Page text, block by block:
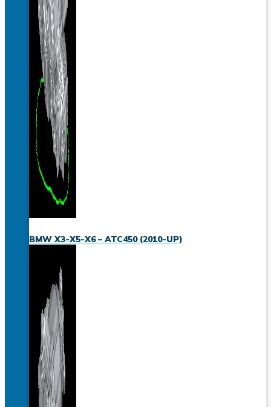
BMW X3-X5-X6 – ATC450 (2010-UP)